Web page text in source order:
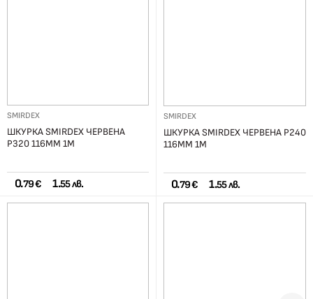
SMIRDEX
ШКУРКА SMIRDEX ЧЕРВЕНА
Р320 116ММ 1М
0.79 € 1.55 лв.
SMIRDEX
ШКУРКА SMIRDEX ЧЕРВЕНА Р240
116ММ 1М
0.79 € 1.55 лв.